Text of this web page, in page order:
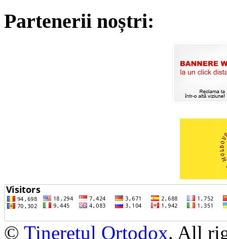
Partenerii noștri:
© Tineretul Ortodox. All